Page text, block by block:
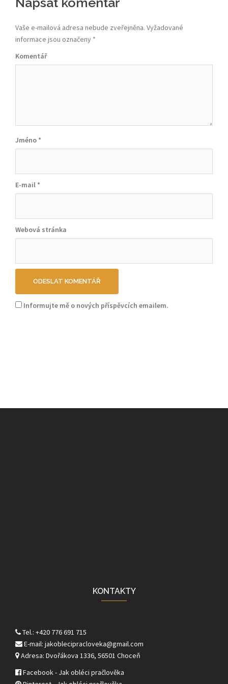
navigation
Vaše e-mailová adresa nebude zveřejněna. Vyžadované
informace jsou označeny *
Komentář
Jméno *
E-mail *
Webová stránka
Informujte mě o nových příspěvcích emailem.
KONTAKTY
Tel.: +420 776 691 715
E-mail: jakoblecipracloveka@gmail.com
Adresa: Dvořákova 1336, 56501 Choceň
Facebook - Jak obléci pračlověka